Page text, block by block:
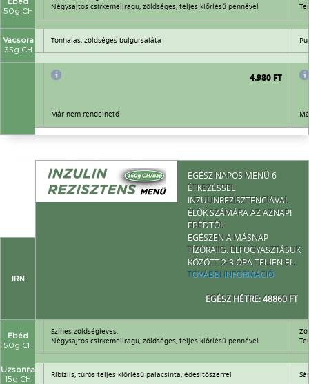
Ebéd
50g CH
Négysajtos csirkemellragu, zöldséges, teljes kiőrlésű pennével
Vacsora
35g CH
Tonhalas, zöldséges bulgursaláta
4.980 FT
Már nem rendelhető
EGÉSZ NAPOS MENÜ 6
ÉTKEZÉSSEL
INZULINREZISZTENCIÁVAL
ÉLŐK SZÁMÁRA AZ AZNAPI
EBÉDTŐL
EGÉSZEN A MÁSNAP
TÍZÓRAIIG. ELFOGYASZTÁSUK
KÖZÖTT 2-3 ÓRA TELJEN EL.
TOVÁBBI INFORMÁCIÓ
EGÉSZ HÉTRE: 48860 FT
IRN
Ebéd
50g CH
Színes zöldségleves,
Négysajtos csirkemellragu, zöldséges, teljes kiőrlésű pennével
Uzsonna
15g CH
Ribizlis, túrós teljes kiőrlésű palacsinta, édesítőszerrel